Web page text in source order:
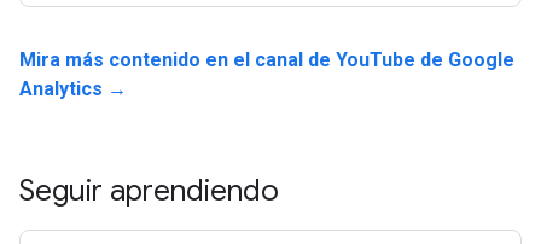
Mira más contenido en el canal de YouTube de Google
Analytics →
Seguir aprendiendo